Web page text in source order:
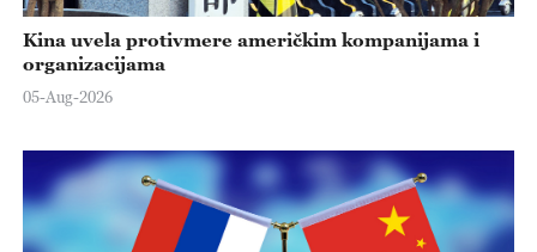
Kina uvela protivmere američkim kompanijama i
organizacijama
05-Aug-2026